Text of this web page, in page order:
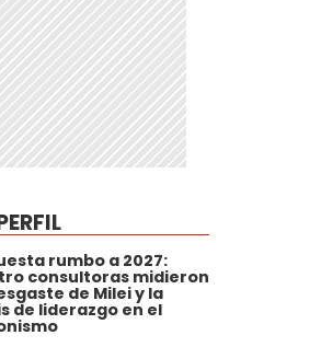
rumbo a 2027:
consultoras midieron
de Milei y la
de liderazgo en el